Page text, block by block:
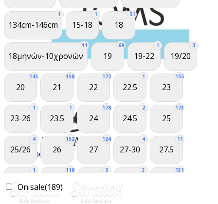
Καραμέλλα
1
134cm-146cm
1
15-18
51
18
11
18μηνών-10χρονών
69
19
1
19-22
3
19/20
145
20
158
21
172
22
1
22.5
155
23
1
23-26
1
23.5
178
24
2
24.5
173
25
4
25/26
152
26
124
27
4
27-30
11
27.5
1
27/28
116 3 3 131
3 14
On sale(189)